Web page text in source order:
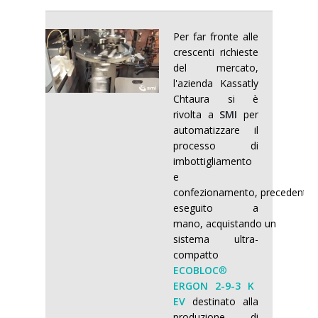
Per far fronte alle
crescenti richieste
del mercato,
l'azienda Kassatly
Chtaura si è
rivolta a SMIper
automatizzare il
processo di
imbottigliamento
e
confezionamento,
eseguito a
mano, acquistando un
sistema ultra-
compatto
ECOBLOC®
ERGON 2-9-3 K
EV destinato alla